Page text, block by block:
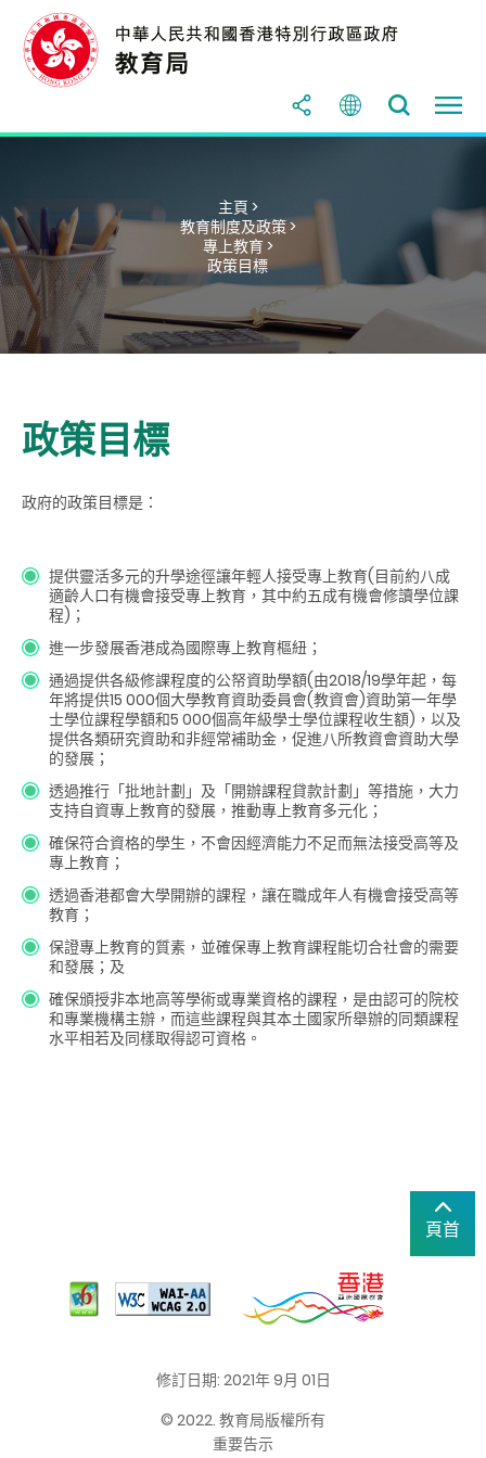
主頁 >
教育制度及政策 >
專上教育 >
政策目標
政策目標
政府的政策目標是：
提供靈活多元的升學途徑讓年輕人接受專上教育(目前約八成
適齡人口有機會接受專上教育，其中約五成有機會修讀學位課
程)；
進一步發展香港成為國際專上教育樞紐；
通過提供各級修課程度的公帑資助學額(由2018/19學年起，每
年將提供15 000個大學教育資助委員會(教資會)資助第一年學
士學位課程學額和5 000個高年級學士學位課程收生額)，以及
提供各類研究資助和非經常補助金，促進八所教資會資助大學
的發展；
透過推行「批地計劃」及「開辦課程貸款計劃」等措施，大力
支持自資專上教育的發展，推動專上教育多元化；
確保符合資格的學生，不會因經濟能力不足而無法接受高等及
專上教育；
透過香港都會大學開辦的課程，讓在職成年人有機會接受高等
教育；
保證專上教育的質素，並確保專上教育課程能切合社會的需要
和發展；及
確保頒授非本地高等學術或專業資格的課程，是由認可的院校
和專業機構主辦，而這些課程與其本土國家所舉辦的同類課程
水平相若及同樣取得認可資格。
頁首
修訂日期: 2021年 9月 01日
© 2022. 教育局版權所有
重要告示